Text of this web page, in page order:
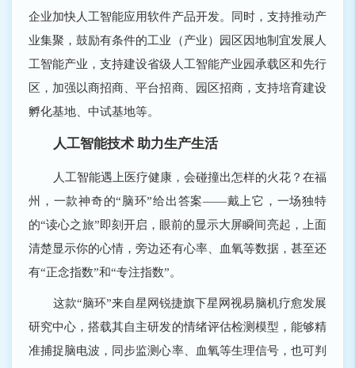
企业加快人工智能应用软件产品开发。同时，支持推动产
业集聚，鼓励有条件的工业（产业）园区因地制宜发展人
工智能产业，支持建设省级人工智能产业园承载区和先行
区，加强以商招商、平台招商、园区招商，支持培育建设
孵化基地、中试基地等。
人工智能技术 助力生产生活
人工智能遇上医疗健康，会碰撞出怎样的火花？在福
州，一款神奇的“脑环”给出答案——戴上它，一场独特
的“读心之旅”即刻开启，眼前的显示大屏瞬间亮起，上面
清楚显示你的心情，旁边还有心率、血氧等数据，甚至还
有“正念指数”和“专注指数”。
这款“脑环”来自星网锐捷旗下星网视易脑机疗愈发展
研究中心，搭载其自主研发的情绪评估检测模型，能够精
准捕捉脑电波，同步监测心率、血氧等生理信号，也可判